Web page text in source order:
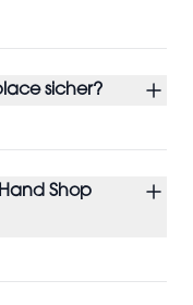
sicher?
Shop